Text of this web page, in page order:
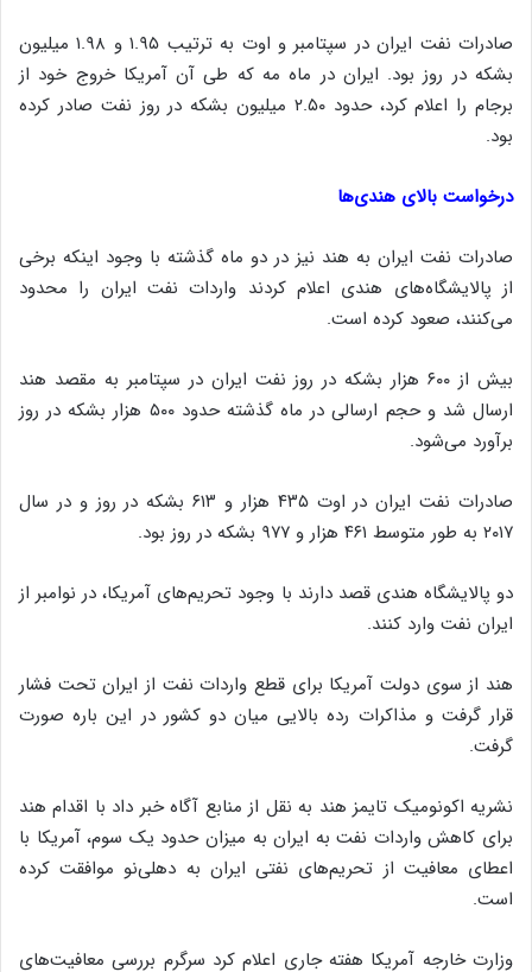
صادرات نفت ایران در سپتامبر و اوت به ترتیب ۱.۹۵ و ۱.۹۸ میلیون
بشکه در روز بود. ایران در ماه مه که طی آن آمریکا خروج خود از
برجام را اعلام کرد، حدود ۲.۵۰ میلیون بشکه در روز نفت صادر کرده
بود.
درخواست بالای هندی‌ها
صادرات نفت ایران به هند نیز در دو ماه گذشته با وجود اینکه برخی
از پالایشگاه‌های هندی اعلام کردند واردات نفت ایران را محدود
می‌کنند، صعود کرده است.
بیش از ۶۰۰ هزار بشکه در روز نفت ایران در سپتامبر به مقصد هند
ارسال شد و حجم ارسالی در ماه گذشته حدود ۵۰۰ هزار بشکه در روز
برآورد می‌شود.
صادرات نفت ایران در اوت ۴۳۵ هزار و ۶۱۳ بشکه در روز و در سال
۲۰۱۷ به طور متوسط ۴۶۱ هزار و ۹۷۷ بشکه در روز بود.
دو پالایشگاه هندی قصد دارند با وجود تحریم‌های آمریکا، در نوامبر از
ایران نفت وارد کنند.
هند از سوی دولت آمریکا برای قطع واردات نفت از ایران تحت فشار
قرار گرفت و مذاکرات رده بالایی میان دو کشور در این باره صورت
گرفت.
نشریه اکونومیک تایمز هند به نقل از منابع آگاه خبر داد با اقدام هند
برای کاهش واردات نفت به ایران به میزان حدود یک سوم، آمریکا با
اعطای معافیت از تحریم‌های نفتی ایران به دهلی‌نو موافقت کرده
است.
وزارت خارجه آمریکا هفته جاری اعلام کرد سرگرم بررسی معافیت‌های